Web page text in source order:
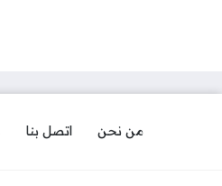
من نحن اتصل بنا